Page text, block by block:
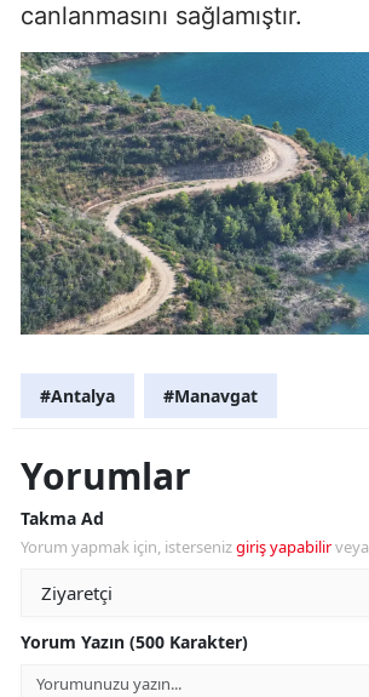
canlanmasını sağlamıştır.
#Antalya #Manavgat
Yorumlar
Takma Ad
Yorum yapmak için, istersenizgiriş yapabilirveya
Yorum Yazın (500 Karakter)